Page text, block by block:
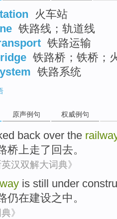
火车站
铁路线；轨道线
铁路运输
铁路桥；铁桥；
铁路系统
原声例句 权威例句
back over the
桥 上走了 回去。
英汉双解大词典》
is still under
仍在建设之中 。
》